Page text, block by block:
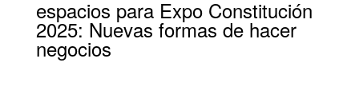
espacios para Expo Constitución
2025: Nuevas formas de hacer
negocios